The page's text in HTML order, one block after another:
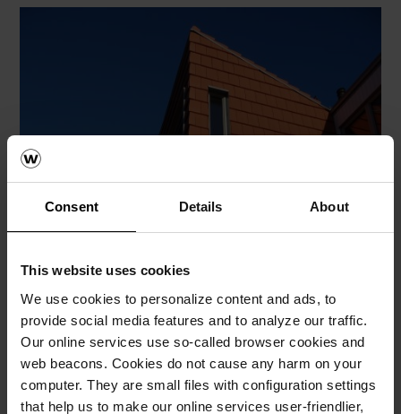
Consent Details About
This website uses cookies
We use cookies to personalize content and ads, to
provide social media features and to analyze our traffic.
Our online services use so-called browser cookies and
web beacons. Cookies do not cause any harm on your
computer. They are small files with configuration settings
that help us to make our online services user-friendlier,